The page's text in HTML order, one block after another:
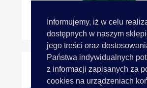
Informujemy, iż w celu
dostępnych w naszym
jego treści oraz
Państwa indywidualnych
z informacji zapisanych za
cookies na urządzeniach
Sznurek 5mm 31